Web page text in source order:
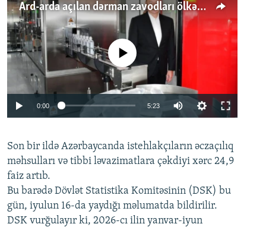
Ard-arda açılan dərman zavodları ölkənin tələbatını ödəyirmi?
Auto 240p 360p 480p
720p 1080p
No media source currently available
0:00 5:23
360p
480p
720p
1080p
Son bir ildə Azərbaycanda istehlakçıların əczaçılıq
məhsulları və tibbi ləvazimatlara çəkdiyi xərc 24,9
faiz artıb.
Bu barədə Dövlət Statistika Komitəsinin (DSK) bu
gün, iyulun 16-da yaydığı məlumatda bildirilir.
DSK vurğulayır ki, 2026-cı ilin yanvar-iyun